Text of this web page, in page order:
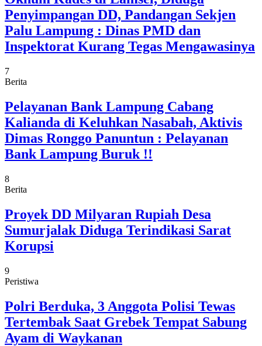
Penyimpangan DD, Pandangan Sekjen
Palu Lampung : Dinas PMD dan
Inspektorat Kurang Tegas Mengawasinya
7
Berita
Pelayanan Bank Lampung Cabang
Kalianda di Keluhkan Nasabah, Aktivis
Dimas Ronggo Panuntun : Pelayanan
Bank Lampung Buruk !!
8
Berita
Proyek DD Milyaran Rupiah Desa
Sumurjalak Diduga Terindikasi Sarat
Korupsi
9
Peristiwa
Polri Berduka, 3 Anggota Polisi Tewas
Tertembak Saat Grebek Tempat Sabung
Ayam di Waykanan